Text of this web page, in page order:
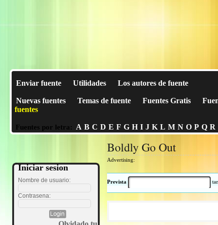
Enviar fuente Utilidades Los autores de fuente
Nuevas fuentes Temas de fuente Fuentes Gratis
fuentes
Fuentes por letra: A B C D E F G H I J K L M N O P Q R
Iniciar sesion
Nombre de usuario:
Contrasena:
Boldly Go Out
Advertising:
Prevista